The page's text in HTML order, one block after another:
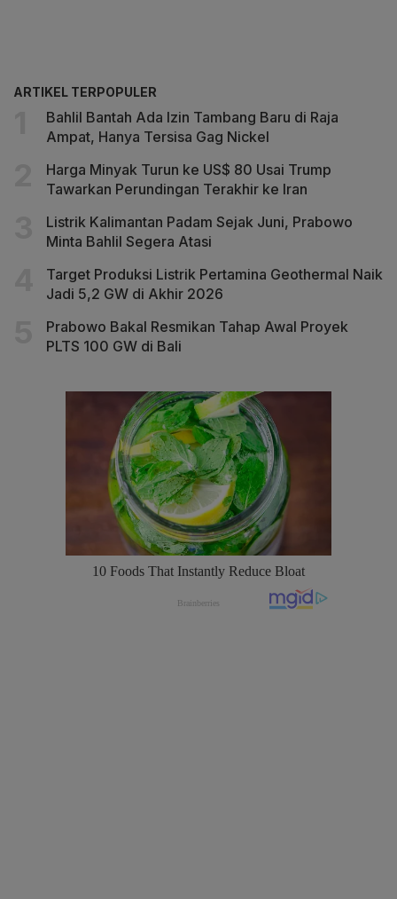
ARTIKEL TERPOPULER
Bahlil Bantah Ada Izin Tambang Baru di Raja
Ampat, Hanya Tersisa Gag Nickel
Harga Minyak Turun ke US$ 80 Usai Trump
Tawarkan Perundingan Terakhir ke Iran
Listrik Kalimantan Padam Sejak Juni, Prabowo
Minta Bahlil Segera Atasi
Target Produksi Listrik Pertamina Geothermal Naik
Jadi 5,2 GW di Akhir 2026
Prabowo Bakal Resmikan Tahap Awal Proyek
PLTS 100 GW di Bali